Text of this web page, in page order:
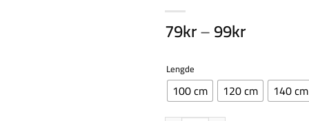
79kr–99kr
99kr
Lengde
100 cm 120 cm 140 cm